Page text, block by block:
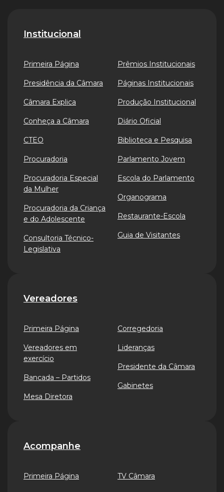
Institucional
Primeira Página
Presidência da Câmara
Câmara Explica
Conheça a Câmara
CTEO
Procuradoria
Procuradoria Especial
da Mulher
Procuradoria da Criança
e do Adolescente
Consultoria Técnico-
Legislativa
Prêmios Institucionais
Páginas Institucionais
Produção Institucional
Diário Oficial
Biblioteca e Pesquisa
Parlamento Jovem
Escola do Parlamento
Organograma
Restaurante-Escola
Guia de Visitantes
Vereadores
Primeira Página
Vereadores em
exercício
Bancada – Partidos
Mesa Diretora
Corregedoria
Lideranças
Presidente da Câmara
Gabinetes
Acompanhe
Primeira Página TV Câmara